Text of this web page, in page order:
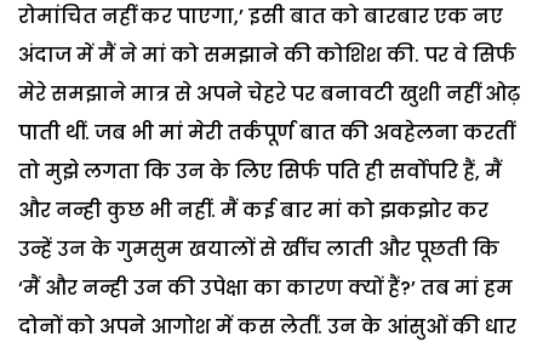
रोमांचित नहीं कर पाएगा,’ इसी बात को बारबार एक नए
अंदाज में मैं ने मां को समझाने की कोशिश की. पर वे सिर्फ
मेरे समझाने मात्र से अपने चेहरे पर बनावटी खुशी नहीं ओढ़
पाती थीं. जब भी मां मेरी तर्कपूर्ण बात की अवहेलना करतीं
तो मुझे लगता कि उन के लिए सिर्फ पति ही सर्वोपरि हैं, मैं
और नन्ही कुछ भी नहीं. मैं कई बार मां को झकझोर कर
उन्हें उन के गुमसुम खयालों से खींच लाती और पूछती कि
‘मैं और नन्ही उन की उपेक्षा का कारण क्यों हैं?’ तब मां हम
दोनों को अपने आगोश में कस लेतीं. उन के आंसुओं की धार